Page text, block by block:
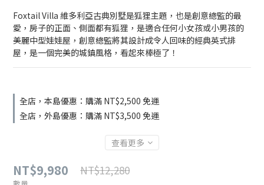
Foxtail Villa 維多利亞古典別墅是狐狸主題，也是創意總監的最
愛，房子的正面、側面都有狐狸，是適合任何小女孩或小男孩的
美麗中型娃娃屋，創意總監將其設計成令人回味的經典英式排
屋，是一個完美的城鎮風格，看起來棒極了！
全店，本島優惠：購滿 NT$2,500 免運
全店，外島優惠：購滿 NT$3,500 免運
查看更多
NT$9,980 NT$12,280